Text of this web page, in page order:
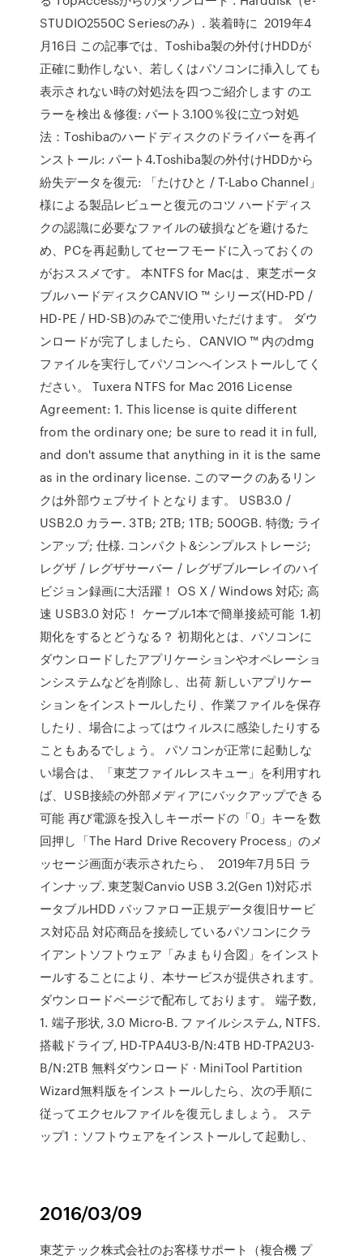
STUDIO2550C Seriesのみ）. 装着時に 2019年4
月16日 この記事では、Toshiba製の外付けHDDが
正確に動作しない、若しくはパソコンに挿入しても
表示されない時の対処法を四つご紹介します のエ
ラーを検出＆修復: パート3.100％役に立つ対処
法：Toshibaのハードディスクのドライバーを再イ
ンストール: パート4.Toshiba製の外付けHDDから
紛失データを復元: 「たけひと / T-Labo Channel」
様による製品レビューと復元のコツ ハードディス
クの認識に必要なファイルの破損などを避けるた
め、PCを再起動してセーフモードに入っておくの
がおススメです。 本NTFS for Macは、東芝ポータ
ブルハードディスクCANVIO ™ シリーズ(HD-PD /
HD-PE / HD-SB)のみでご使用いただけます。 ダウ
ンロードが完了しましたら、CANVIO ™ 内のdmg
ファイルを実行してパソコンへインストールしてく
ださい。 Tuxera NTFS for Mac 2016 License
Agreement: 1. This license is quite different
from the ordinary one; be sure to read it in full,
and don't assume that anything in it is the same
as in the ordinary license. このマークのあるリン
クは外部ウェブサイトとなります。 USB3.0 /
USB2.0 カラー. 3TB; 2TB; 1TB; 500GB. 特徴; ライ
ンアップ; 仕様. コンパクト&シンプルストレージ;
レグザ / レグザサーバー / レグザブルーレイのハイ
ビジョン録画に大活躍！ OS X / Windows 対応; 高
速 USB3.0 対応！ ケーブル1本で簡単接続可能 1.初
期化をするとどうなる？ 初期化とは、パソコンに
ダウンロードしたアプリケーションやオペレーショ
ンシステムなどを削除し、出荷 新しいアプリケー
ションをインストールしたり、作業ファイルを保存
したり、場合によってはウィルスに感染したりする
こともあるでしょう。 パソコンが正常に起動しな
い場合は、「東芝ファイルレスキュー」を利用すれ
ば、USB接続の外部メディアにバックアップできる
可能 再び電源を投入しキーボードの「0」キーを数
回押し「The Hard Drive Recovery Process」のメ
ッセージ画面が表示されたら、 2019年7月5日 ラ
インナップ. 東芝製Canvio USB 3.2(Gen 1)対応ポ
ータブルHDD バッファロー正規データ復旧サービ
ス対応品 対応商品を接続しているパソコンにクラ
イアントソフトウェア「みまもり合図」をインスト
ールすることにより、本サービスが提供されます。
ダウンロードページで配布しております。 端子数,
1. 端子形状, 3.0 Micro-B. ファイルシステム, NTFS.
搭載ドライブ, HD-TPA4U3-B/N:4TB HD-TPA2U3-
B/N:2TB 無料ダウンロード · MiniTool Partition
Wizard無料版をインストールしたら、次の手順に
従ってエクセルファイルを復元しましょう。 ステ
ップ1：ソフトウェアをインストールして起動し、
2016/03/09
東芝テック株式会社のお客様サポート（複合機 プ